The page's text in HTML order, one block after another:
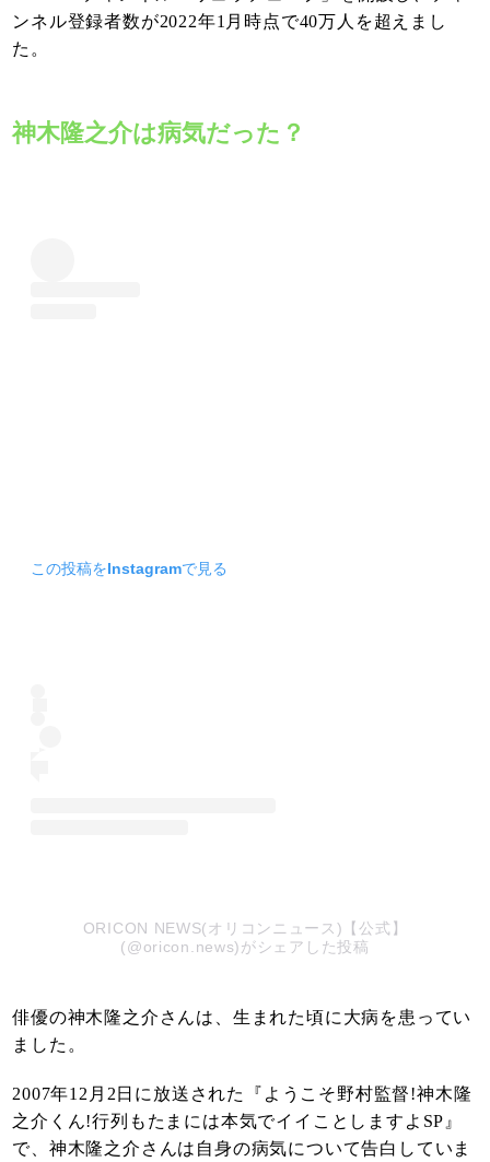
ンネル登録者数が2022年1月時点で40万人を超えまし
た。
神木隆之介は病気だった？
この投稿をInstagramで見る
ORICON NEWS(オリコンニュース)【公式】
(@oricon.news)がシェアした投稿
俳優の神木隆之介さんは、生まれた頃に大病を患ってい
ました。
2007年12月2日に放送された『ようこそ野村監督!神木隆
之介くん!行列もたまには本気でイイことしますよSP』
で、神木隆之介さんは自身の病気について告白していま